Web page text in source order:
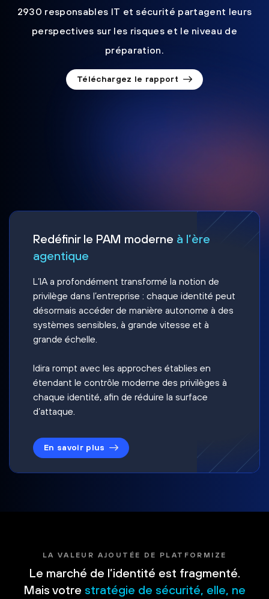
2930 responsables IT et sécurité partagent leurs
perspectives sur les risques et le niveau de
préparation.
Téléchargez le rapport
Redéfinir le PAM moderne à l’ère
agentique
L’IA a profondément transformé la notion de
privilège dans l’entreprise : chaque identité peut
désormais accéder de manière autonome à des
systèmes sensibles, à grande vitesse et à
grande échelle.
Idira rompt avec les approches établies en
étendant le contrôle moderne des privilèges à
chaque identité, afin de réduire la surface
d’attaque.
En savoir plus
LA VALEUR AJOUTÉE DE PLATFORMIZE
Le marché de l’identité est fragmenté.
Mais votre stratégie de sécurité, elle, ne